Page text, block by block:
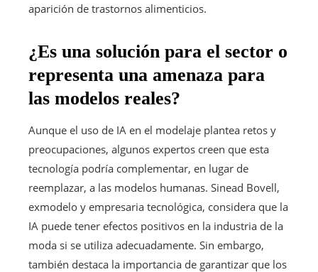
aparición de trastornos alimenticios.
¿Es una solución para el sector o
representa una amenaza para
las modelos reales?
Aunque el uso de IA en el modelaje plantea retos y
preocupaciones, algunos expertos creen que esta
tecnología podría complementar, en lugar de
reemplazar, a las modelos humanas. Sinead Bovell,
exmodelo y empresaria tecnológica, considera que la
IA puede tener efectos positivos en la industria de la
moda si se utiliza adecuadamente. Sin embargo,
también destaca la importancia de garantizar que los